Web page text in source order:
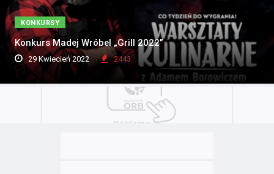
KONKURSY
Konkurs Madej Wróbel „Grill 2022”
29 Kwiecień 2022 2443